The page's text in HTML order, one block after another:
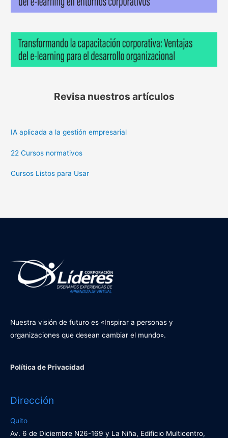
Revisa nuestros artículos
IA aplicada a la gestión empresarial
22 Cursos normativos
Cursos Listos para Usar
Nuestra visión de futuro es «Inspirar a personas y
organizaciones que desean cambiar el mundo».
Política de Privacidad
Dirección
Quito
Av. 6 de Diciembre N26-169 y La Niña, Edificio Multicentro,